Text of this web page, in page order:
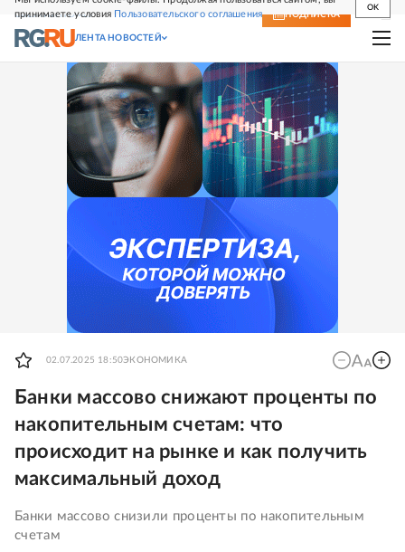
принимаете условия Пользовательского соглашения
OK
СВЕЖИЙ НОМЕР ПОДПИСКА
ЛЕНТА НОВОСТЕЙ
02.07.2025 18:50ЭКОНОМИКА
Банки массово снижают проценты по
накопительным счетам: что
происходит на рынке и как получить
максимальный доход
Банки массово снизили проценты по накопительным
счетам